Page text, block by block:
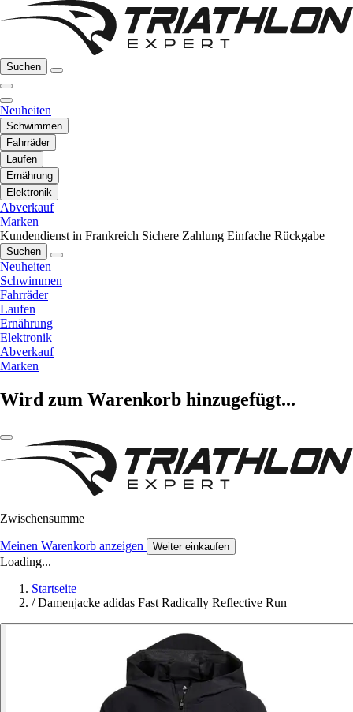
Suchen
Neuheiten
Schwimmen
Fahrräder
Laufen
Ernährung
Elektronik
Abverkauf
Marken
Kundendienst in Frankreich Sichere Zahlung Einfache Rückgabe
Suchen
Neuheiten
Schwimmen
Fahrräder
Laufen
Ernährung
Elektronik
Abverkauf
Marken
Wird zum Warenkorb hinzugefügt...
Zwischensumme
Meinen Warenkorb anzeigen Weiter einkaufen
Loading...
Startseite
/ Damenjacke adidas Fast Radically Reflective Run